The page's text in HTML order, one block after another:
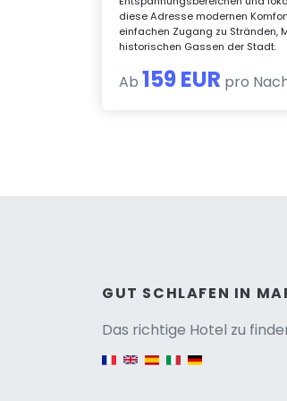
diese Adresse modernen
einfachen Zugang zu Stränden,
historischen Gassen der Stadt.
Ab159 EUR pro
GUT SCHLAFEN IN
Das richtige Hotel zu